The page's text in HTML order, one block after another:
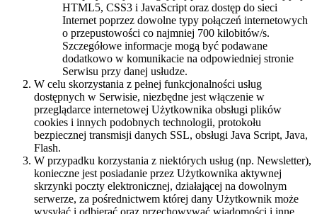
HTML5, CSS3 i JavaScript oraz dostęp do sieci
Internet poprzez dowolne typy połączeń internetowych
o przepustowości co najmniej 700 kilobitów/s.
Szczegółowe informacje mogą być podawane
dodatkowo w komunikacie na odpowiedniej stronie
Serwisu przy danej usłudze.
W celu skorzystania z pełnej funkcjonalności usług
dostępnych w Serwisie, niezbędne jest włączenie w
przeglądarce internetowej Użytkownika obsługi plików
cookies i innych podobnych technologii, protokołu
bezpiecznej transmisji danych SSL, obsługi Java Script, Java,
Flash.
W przypadku korzystania z niektórych usług (np. Newsletter),
konieczne jest posiadanie przez Użytkownika aktywnej
skrzynki poczty elektronicznej, działającej na dowolnym
serwerze, za pośrednictwem której dany Użytkownik może
wysyłać i odbierać oraz przechowywać wiadomości i inne